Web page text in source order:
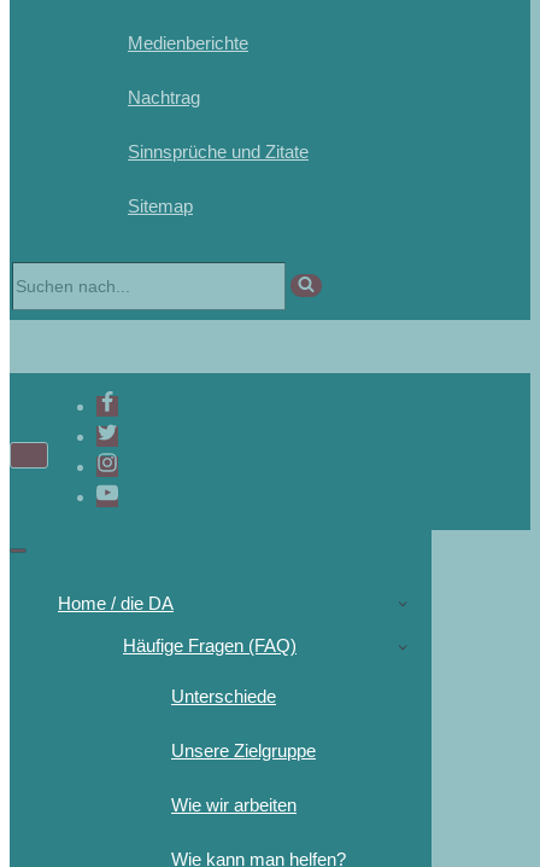
Medienberichte
Nachtrag
Sinnsprüche und Zitate
Sitemap
Home / die DA
Häufige Fragen (FAQ)
Unterschiede
Unsere Zielgruppe
Wie wir arbeiten
Wie kann man helfen?